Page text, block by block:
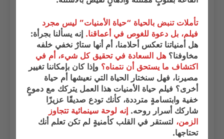
تأملات تنبض بالحياة “حياة الأمنيات” ليس مجرد
فيلم، بل دعوة للغوص في أعماقنا. إنه يسألنا بجرأة:
هل أمنياتنا تعكس أحلامنا، أم أنها ستارٌ نخفي خلفه
مخاوفنا؟ هل السعادة في تحقيق كل شيء، أم في
اكتشاف ما يستحق أن نتمناه؟ وإذا كان بإمكاننا تغيير
مصيرنا، فهل سنختار الحياة التي نعيشها أم حياة
أخرى؟ فيلم حياة الأمنيات هذا العمل يتركك مع دموعٍ
خفية وابتسامةٍ مترددة، كأنك تودع صديقًا عزيزًا
شاركك أسرار روحه. إنه لوحة سينمائية تتجاوز
الزمن، لتستقر في القلب كأمنيةٍ لم تكن تعلم أنك
تحتاجها.